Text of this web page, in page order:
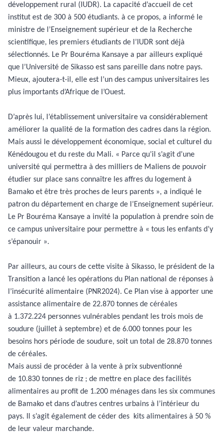
développement rural (IUDR). La capacité d’accueil de cet
institut est de 300 à 500 étudiants. à ce propos, a informé le
ministre de l’Enseignement supérieur et de la Recherche
scientifique, les premiers étudiants de l’IUDR sont déjà
sélectionnés. Le Pr Bouréma Kansaye a par ailleurs expliqué
que l’Université de Sikasso est sans pareille dans notre pays.
Mieux, ajoutera-t-il, elle est l’un des campus universitaires les
plus importants d’Afrique de l’Ouest.
D’après lui, l’établissement universitaire va considérablement
améliorer la qualité de la formation des cadres dans la région.
Mais aussi le développement économique, social et culturel du
Kénédougou et du reste du Mali. « Parce qu’il s’agit d’une
université qui permettra à des milliers de Maliens de pouvoir
étudier sur place sans connaître les affres du logement à
Bamako et être très proches de leurs parents », a indiqué le
patron du département en charge de l’Enseignement supérieur.
Le Pr Bouréma Kansaye a invité la population à prendre soin de
ce campus universitaire pour permettre à « tous les enfants d’y
s’épanouir ».
Par ailleurs, au cours de cette visite à Sikasso, le président de la
Transition a lancé les opérations du Plan national de réponses à
l’insécurité alimentaire (PNR2024). Ce Plan vise à apporter une
assistance alimentaire de 22.870 tonnes de céréales
à 1.372.224 personnes vulnérables pendant les trois mois de
soudure (juillet à septembre) et de 6.000 tonnes pour les
besoins hors période de soudure, soit un total de 28.870 tonnes
de céréales.
Mais aussi de procéder à la vente à prix subventionné
de 10.830 tonnes de riz ; de mettre en place des facilités
alimentaires au profit de 1.200 ménages dans les six communes
de Bamako et dans d’autres centres urbains à l’intérieur du
pays. Il s’agit également de céder des
kits alimentaires à 50 %
de leur valeur marchande.